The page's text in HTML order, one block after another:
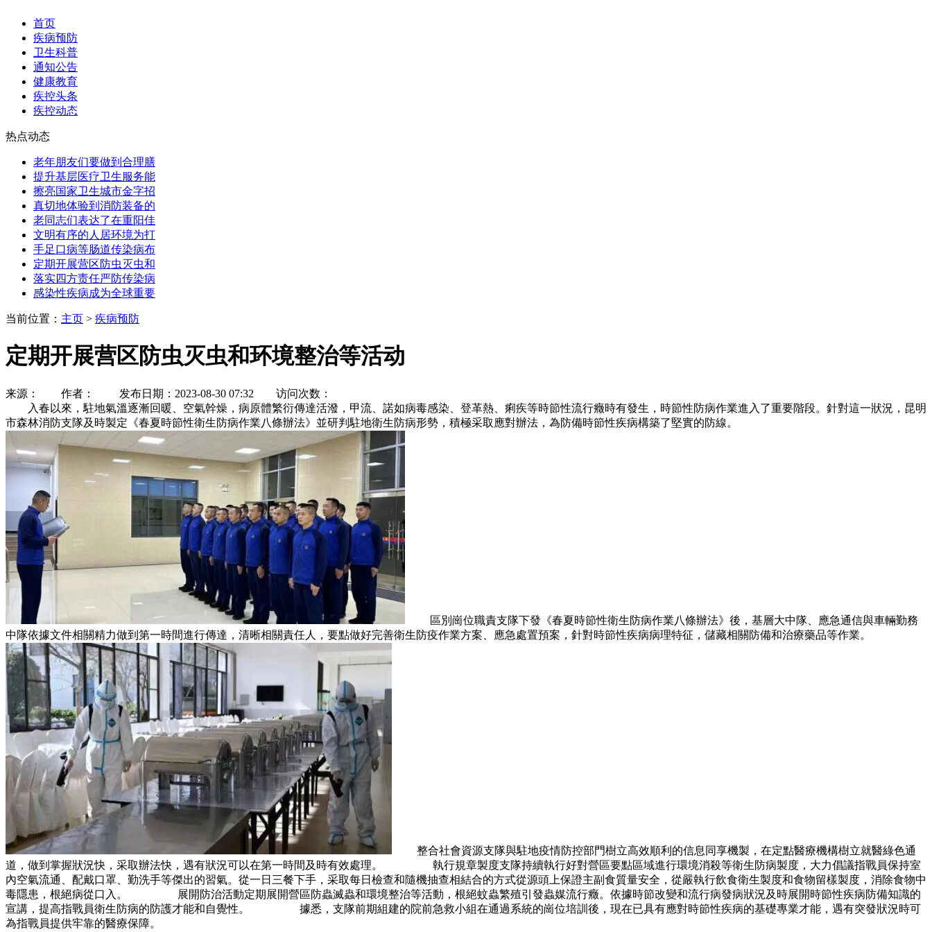
首页
疾病预防
卫生科普
通知公告
健康教育
疾控头条
疾控动态
热点动态
老年朋友们要做到合理膳
提升基层医疗卫生服务能
擦亮国家卫生城市金字招
真切地体验到消防装备的
老同志们表达了在重阳佳
文明有序的人居环境为打
手足口病等肠道传染病布
定期开展营区防虫灭虫和
落实四方责任严防传染病
感染性疾病成为全球重要
当前位置： 主页 > 疾病预防
定期开展营区防虫灭虫和环境整治等活动
来源： 作者： 发布日期：2023-08-30 07:32 访问次数：
入春以來，駐地氣溫逐漸回暖、空氣幹燥，病原體繁衍傳達活潑，甲流、諾如病毒感染、登革熱、痢疾等時節性流行癥時有發生，時節性防病作業進入了重要階段。針對這一狀況，昆明
市森林消防支隊及時製定《春夏時節性衛生防病作業八條辦法》並研判駐地衛生防病形勢，積極采取應對辦法，為防備時節性疾病構築了堅實的防線。
區別崗位職責支隊下發《春夏時節性衛生防病作業八條辦法》後，基層大中隊、應急通信與車輛勤務
中隊依據文件相關精力做到第一時間進行傳達，清晰相關責任人，要點做好完善衛生防疫作業方案、應急處置預案，針對時節性疾病病理特征，儲藏相關防備和治療藥品等作業。
整合社會資源支隊與駐地疫情防控部門樹立高效順利的信息同享機製，在定點醫療機構樹立就醫綠色通
道，做到掌握狀況快，采取辦法快，遇有狀況可以在第一時間及時有效處理。 執行規章製度支隊持續執行好對營區要點區域進行環境消殺等衛生防病製度，大力倡議指戰員保持室
內空氣流通、配戴口罩、勤洗手等傑出的習氣。從一日三餐下手，采取每日檢查和隨機抽查相結合的方式從源頭上保證主副食質量安全，從嚴執行飲食衛生製度和食物留樣製度，消除食物中
毒隱患，根絕病從口入。 展開防治活動定期展開營區防蟲滅蟲和環境整治等活動，根絕蚊蟲繁殖引發蟲媒流行癥。依據時節改變和流行病發病狀況及時展開時節性疾病防備知識的
宣講，提高指戰員衛生防病的防護才能和自覺性。 據悉，支隊前期組建的院前急救小組在通過系統的崗位培訓後，現在已具有應對時節性疾病的基礎專業才能，遇有突發狀況時可
為指戰員提供牢靠的醫療保障。